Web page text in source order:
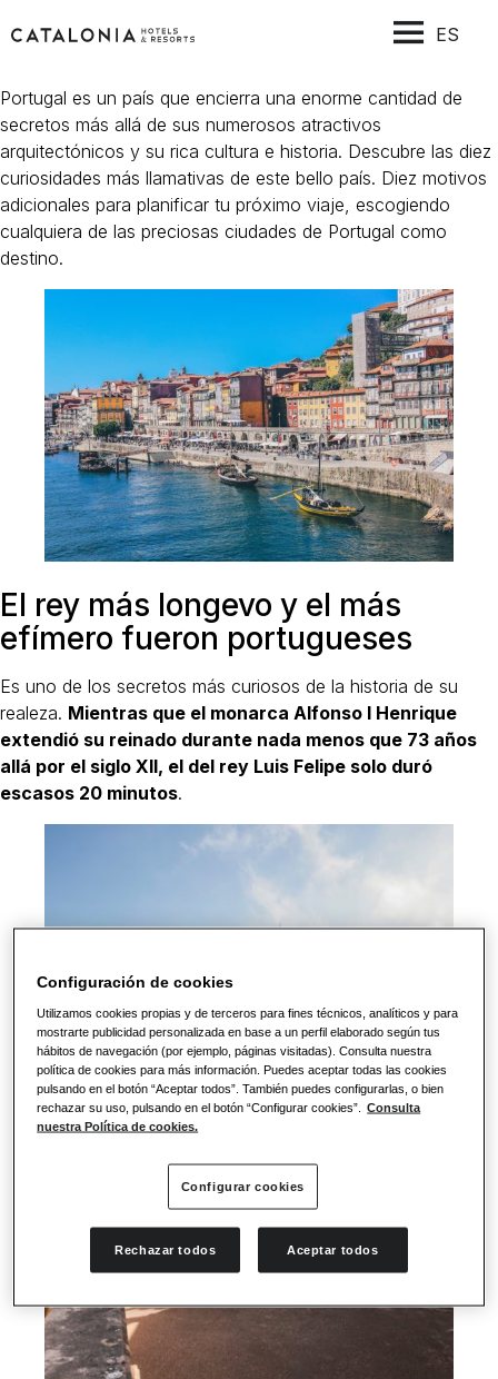
ES
Portugal es un país que encierra una enorme cantidad de
secretos más allá de sus numerosos atractivos
arquitectónicos y su rica cultura e historia. Descubre las diez
curiosidades más llamativas de este bello país. Diez motivos
adicionales para planificar tu próximo viaje, escogiendo
cualquiera de las preciosas ciudades de Portugal como
destino.
El rey más longevo y el más
efímero fueron portugueses
Es uno de los secretos más curiosos de la historia de su
realeza. Mientras que el monarca Alfonso I Henrique
extendió su reinado durante nada menos que 73 años
allá por el siglo XII, el del rey Luis Felipe solo duró
escasos 20 minutos.
Configuración de cookies
Utilizamos cookies propias y de terceros para fines técnicos, analíticos y para
mostrarte publicidad personalizada en base a un perfil elaborado según tus
hábitos de navegación (por ejemplo, páginas visitadas). Consulta nuestra
política de cookies para más información. Puedes aceptar todas las cookies
pulsando en el botón “Aceptar todos”. También puedes configurarlas, o bien
rechazar su uso, pulsando en el botón “Configurar cookies”.
Consulta
nuestra Política de cookies.
Configurar cookies
Rechazar todos Aceptar todos